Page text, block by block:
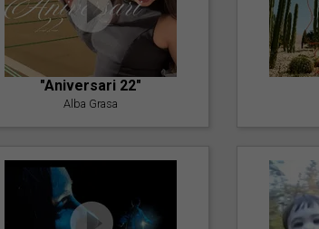
"Aniversari 22"
Alba Grasa